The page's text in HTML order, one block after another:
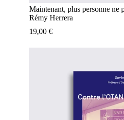
Maintenant, plus personne ne
Rémy Herrera
19,00 €